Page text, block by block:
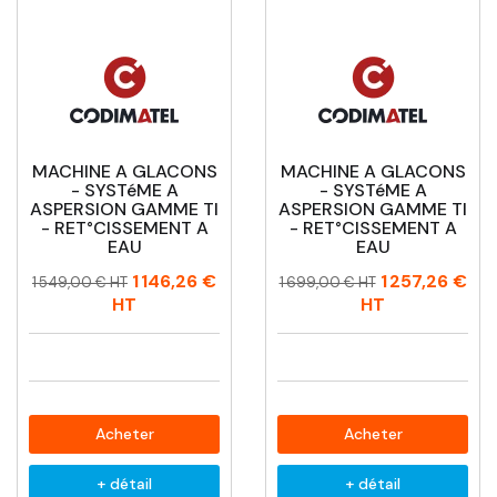
MACHINE A GLACONS
- SYSTéME A
ASPERSION GAMME TI
- RET°CISSEMENT A
EAU
Prix
Prix
1 549,00 € HT 1 146,26 €
HT
Acheter
+ détail
MACHINE A GLACONS
- SYSTéME A
ASPERSION GAMME TI
- RET°CISSEMENT A
EAU
Prix
Prix
1 699,00 € HT 1 257,26 €
HT
Acheter
+ détail